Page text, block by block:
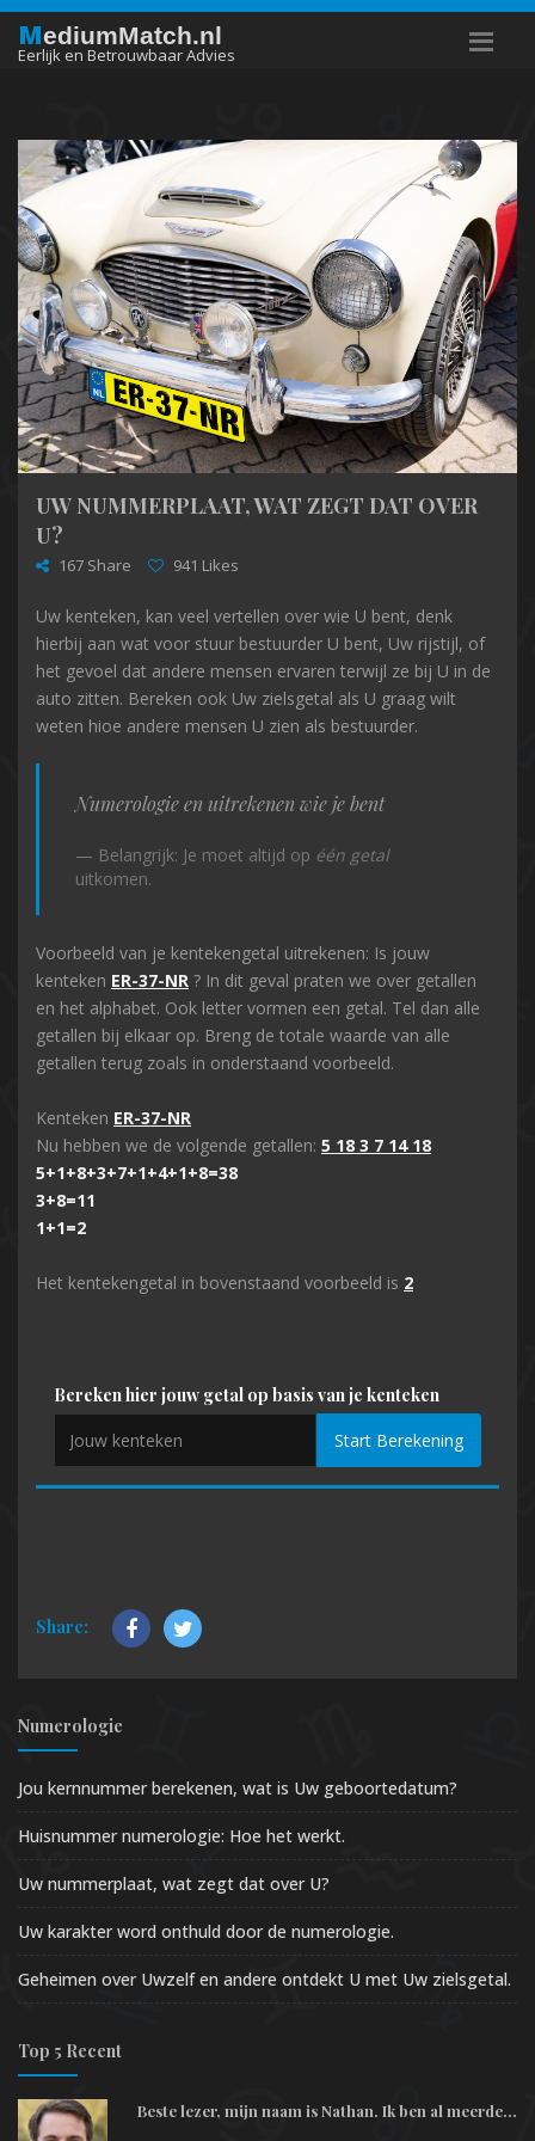
MediumMatch.nl
Eerlijk en Betrouwbaar Advies
UW NUMMERPLAAT, WAT ZEGT DAT OVER
U?
167 Share 941 Likes
Uw kenteken, kan veel vertellen over wie U bent, denk
hierbij aan wat voor stuur bestuurder U bent, Uw rijstijl, of
het gevoel dat andere mensen ervaren terwijl ze bij U in de
auto zitten. Bereken ook Uw zielsgetal als U graag wilt
weten hioe andere mensen U zien als bestuurder.
Numerologie en uitrekenen wie je bent
Belangrijk: Je moet altijd op één getal
uitkomen.
Voorbeeld van je kentekengetal uitrekenen: Is jouw
kenteken ER-37-NR ? In dit geval praten we over getallen
en het alphabet. Ook letter vormen een getal. Tel dan alle
getallen bij elkaar op. Breng de totale waarde van alle
getallen terug zoals in onderstaand voorbeeld.
Kenteken ER-37-NR
Nu hebben we de volgende getallen: 5 18 3 7 14 18
5+1+8+3+7+1+4+1+8=38
3+8=11
1+1=2
Het kentekengetal in bovenstaand voorbeeld is 2
Bereken hier jouw getal op basis van je kenteken
Start Berekening
Share:
Numerologie
Jou kernnummer berekenen, wat is Uw geboortedatum?
Huisnummer numerologie: Hoe het werkt.
Uw nummerplaat, wat zegt dat over U?
Uw karakter word onthuld door de numerologie.
Geheimen over Uwzelf en andere ontdekt U met Uw zielsgetal.
Top 5 Recent
Beste lezer, mijn naam is Nathan. Ik ben al meerde...